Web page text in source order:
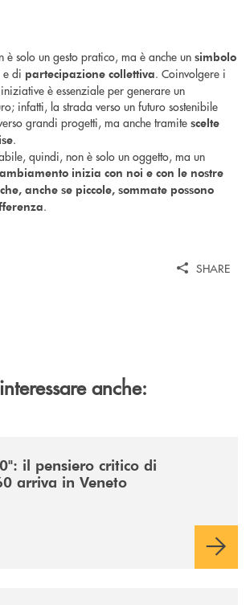
è solo un gesto pratico, ma è anche un simbolo
e di partecipazione collettiva. Coinvolgere i
è essenziale per generare un
infatti, la strada verso un futuro sostenibile
grandi progetti, ma anche tramite scelte
.
quindi, non è solo un oggetto, ma un
inizia con noi e con le nostre
anche se piccole, sommate possono
.
SHARE
anche:
il pensiero critico di
arriva in Veneto